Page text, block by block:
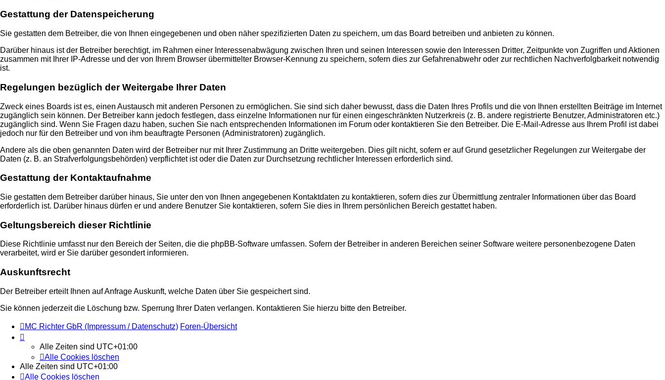
Gestattung der Datenspeicherung
Sie gestatten dem Betreiber, die von Ihnen eingegebenen und oben näher spezifizierten Daten zu speichern, um das Board betreiben und anbieten zu können.
Darüber hinaus ist der Betreiber berechtigt, im Rahmen einer Interessenabwägung zwischen Ihren und seinen Interessen sowie den Interessen Dritter, Zeitpunkte von Zugriffen und Aktionen
zusammen mit Ihrer IP-Adresse und der von Ihrem Browser übermittelter Browser-Kennung zu speichern, sofern dies zur Gefahrenabwehr oder zur rechtlichen Nachverfolgbarkeit notwendig
ist.
Regelungen bezüglich der Weitergabe Ihrer Daten
Zweck eines Boards ist es, einen Austausch mit anderen Personen zu ermöglichen. Sie sind sich daher bewusst, dass die Daten Ihres Profils und die von Ihnen erstellten Beiträge im Internet
zugänglich sein können. Der Betreiber kann jedoch festlegen, dass einzelne Informationen nur für einen eingeschränkten Nutzerkreis (z. B. andere registrierte Benutzer, Administratoren etc.)
zugänglich sind. Wenn Sie Fragen dazu haben, suchen Sie nach entsprechenden Informationen im Forum oder kontaktieren Sie den Betreiber. Die E-Mail-Adresse aus Ihrem Profil ist dabei
jedoch nur für den Betreiber und von ihm beauftragte Personen (Administratoren) zugänglich.
Andere als die oben genannten Daten wird der Betreiber nur mit Ihrer Zustimmung an Dritte weitergeben. Dies gilt nicht, sofern er auf Grund gesetzlicher Regelungen zur Weitergabe der
Daten (z. B. an Strafverfolgungsbehörden) verpflichtet ist oder die Daten zur Durchsetzung rechtlicher Interessen erforderlich sind.
Gestattung der Kontaktaufnahme
Sie gestatten dem Betreiber darüber hinaus, Sie unter den von Ihnen angegebenen Kontaktdaten zu kontaktieren, sofern dies zur Übermittlung zentraler Informationen über das Board
erforderlich ist. Darüber hinaus dürfen er und andere Benutzer Sie kontaktieren, sofern Sie dies in Ihrem persönlichen Bereich gestattet haben.
Geltungsbereich dieser Richtlinie
Diese Richtlinie umfasst nur den Bereich der Seiten, die die phpBB-Software umfassen. Sofern der Betreiber in anderen Bereichen seiner Software weitere personenbezogene Daten
verarbeitet, wird er Sie darüber gesondert informieren.
Auskunftsrecht
Der Betreiber erteilt Ihnen auf Anfrage Auskunft, welche Daten über Sie gespeichert sind.
Sie können jederzeit die Löschung bzw. Sperrung Ihrer Daten verlangen. Kontaktieren Sie hierzu bitte den Betreiber.
MC Richter GbR (Impressum / Datenschutz) Foren-Übersicht
Alle Zeiten sind UTC+01:00
Alle Cookies löschen
Alle Zeiten sind UTC+01:00
Alle Cookies löschen